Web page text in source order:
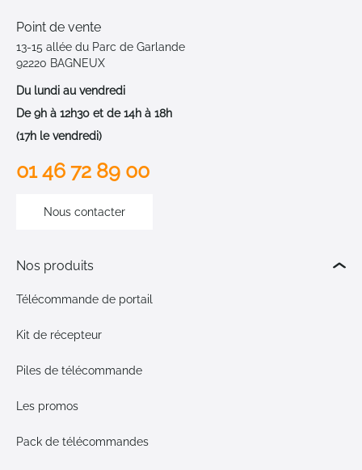
Point de vente
13-15 allée du Parc de Garlande
92220 BAGNEUX
Du lundi au vendredi
De 9h à 12h30 et de 14h à 18h
(17h le vendredi)
01 46 72 89 00
Nous contacter
Nos produits
Télécommande de portail
Kit de récepteur
Piles de télécommande
Les promos
Pack de télécommandes